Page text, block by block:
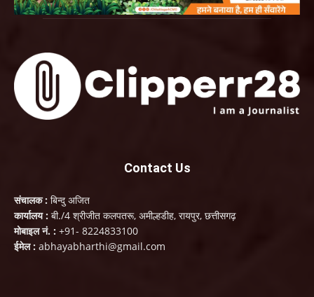
Contact Us
संचालक : बिन्दु अजित
कार्यालय : बी./4 श्रीजीत कलपतरू, अमील्हडीह, रायपुर, छत्तीसगढ़
मोबाइल नं. : +91- 8224833100
ईमेल : abhayabharthi@gmail.com